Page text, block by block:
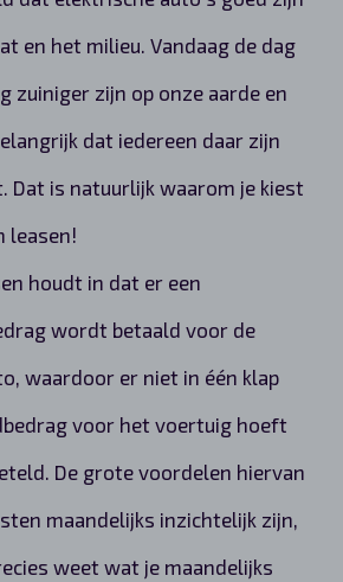
en het milieu. Vandaag de dag
zuiniger zijn op onze aarde en
dat iedereen daar zijn
Dat is natuurlijk waarom je kiest
leasen!
houdt in dat er een
wordt betaald voor de
waardoor er niet in één klap
voor het voertuig hoeft
De grote voordelen hiervan
maandelijks inzichtelijk zijn,
weet wat je maandelijks